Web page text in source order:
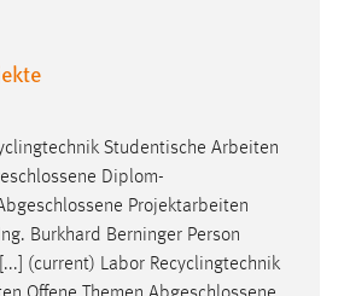
Studentische Arbeiten
Diplom-
Projektarbeiten
Burkhard Berninger Person
(current) Labor Recyclingtechnik